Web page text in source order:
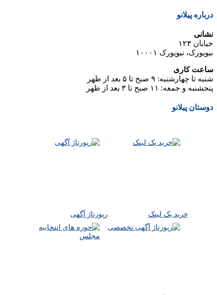
درباره پیلانو
نشانی
خیابان ۱۲۳
نیویورک، نیویورک ۱۰۰۰۱
ساعت کاری
شنبه تا چهارشنبه: ۹ صبح تا ۵ بعد از ظهر
پنجشنبه و جمعه: ۱۱ صبح تا ۳ بعد از ظهر
دوستان پیلانو
خرید بک لینک رپورتاژ آگهی